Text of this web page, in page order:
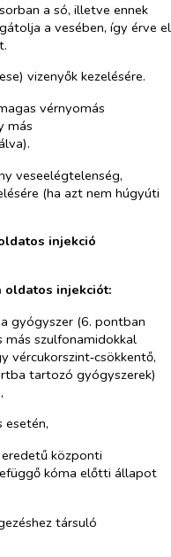
a só, illetve ennek
a vesében, így érve el
vizenyők kezelésére.
vérnyomás
más
veseelégtelenség,
(ha azt nem húgyúti
injekció
oldatos injekciót:
gyógyszer (6. pontban
szulfonamidokkal
vércukorszint‑csökkentő,
tartozó gyógyszerek)
esetén,
központi
kóma előtti állapot
társuló